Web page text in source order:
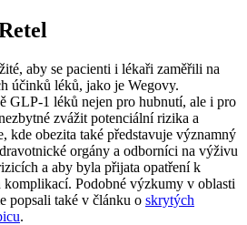
aby se pacienti i lékaři zaměřili na
účinků léků, jako je Wegovy.
GLP-1 léků nejen pro hubnutí, ale i pro
zvážit potenciální rizika a
kde obezita také představuje významný
orgány a odborníci na výživu
a aby byla přijata opatření k
Podobné výzkumy v oblasti
popsali také v článku o skrytých
.